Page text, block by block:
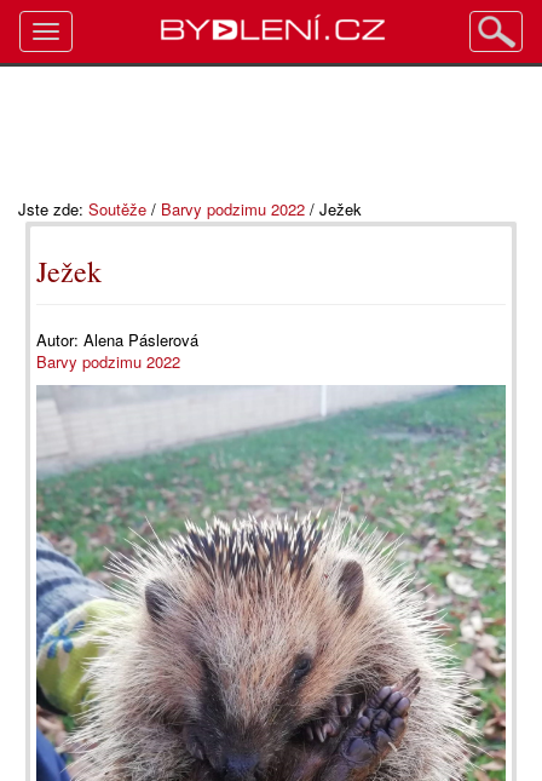
Jste zde: Soutěže / Barvy podzimu 2022 / Ježek
Ježek
Autor: Alena Páslerová
Barvy podzimu 2022
Toggle
navigation